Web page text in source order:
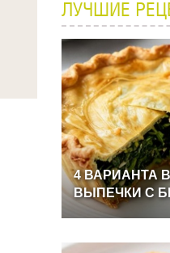
ЛУЧШИЕ
4ВАРИАНТА
ВЫПЕЧКИ С